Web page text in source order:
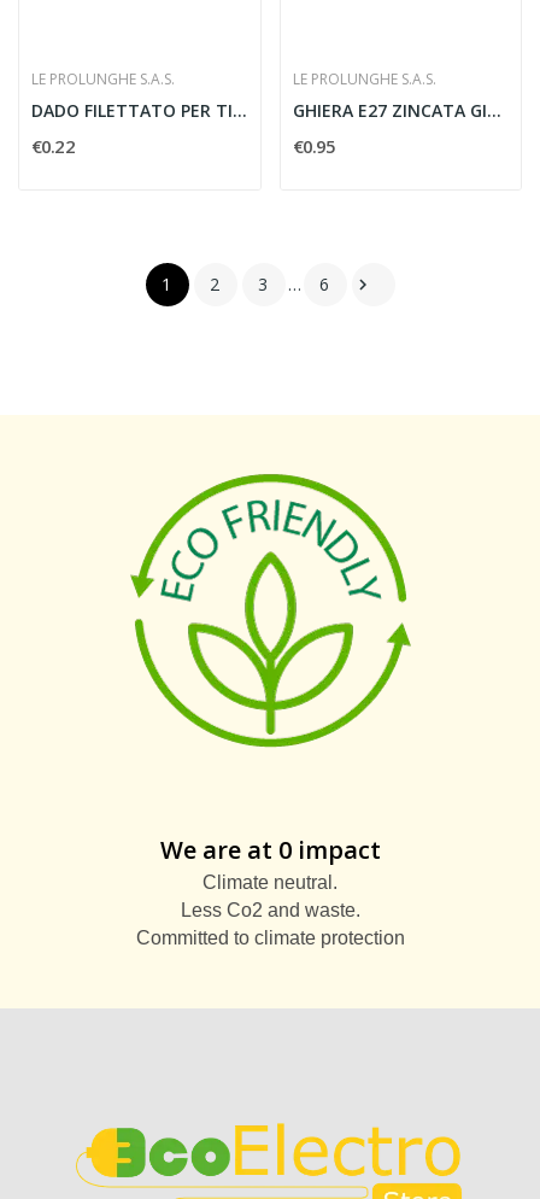
LE PROLUNGHE S.A.S.
DADO FILETTATO PER TIGE METALLICO
€0.22
LE PROLUNGHE S.A.S.
GHIERA E27 ZINCATA GIALLA - LE PROLUNGHE SAS 519
€0.95
1 2 3 … 6 
We are at 0 impact
Climate neutral.
Less Co2 and waste.
Committed to climate protection